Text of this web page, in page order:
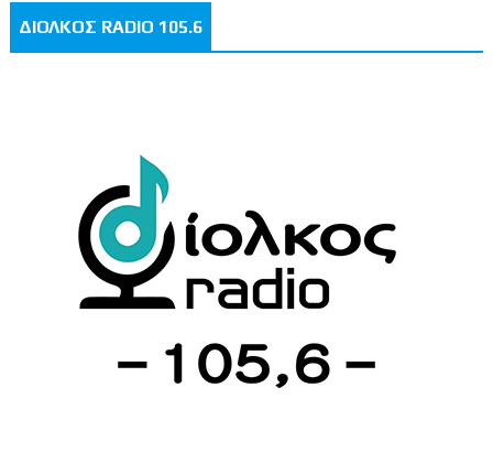
ΔΙΟΛΚΟΣ RADIO 105.6